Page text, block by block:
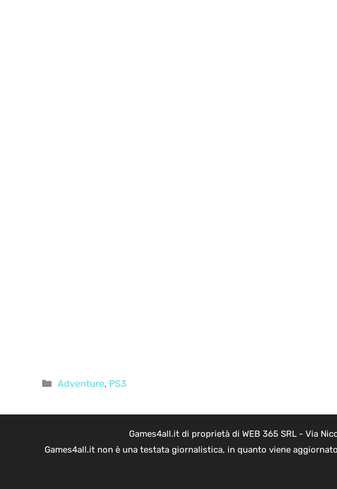
Categorie
Adventure, PS3
Games4all.it di proprietà di WEB 365 SRL - Via
Games4all.it non è una testata giornalistica, in quanto viene